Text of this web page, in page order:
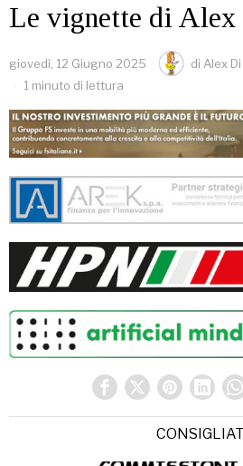
Le vignette di Alex
giovedì, 12 Giugno 2025 di Alex
1 minuto di lettura
CONSIGLIATI